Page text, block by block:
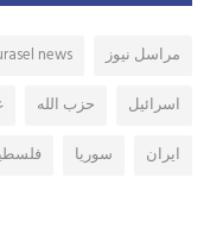
مراسل نيوز news
اسرائيل
حزب الله
ايران
سوريا